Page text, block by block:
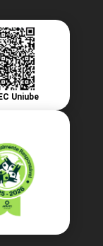
Uniube